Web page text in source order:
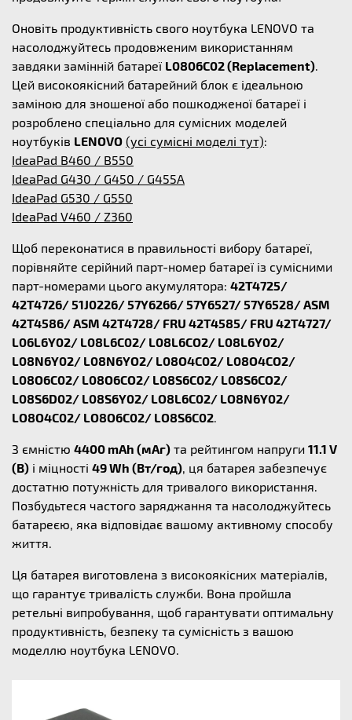
Оновіть продуктивність свого ноутбука LENOVO та
насолоджуйтесь продовженим використанням
завдяки замінній батареї L0806C02 (Replacement).
Цей високоякісний батарейний блок є ідеальною
заміною для зношеної або пошкодженої батареї і
розроблено спеціально для сумісних моделей
ноутбуків LENOVO (усі сумісні моделі тут):
IdeaPad B460 / B550
IdeaPad G430 / G450 / G455A
IdeaPad G530 / G550
IdeaPad V460 / Z360
Щоб переконатися в правильності вибору батареї,
порівняйте серійний парт-номер батареї із сумісними
парт-номерами цього акумулятора: 42T4725/
42T4726/ 51J0226/ 57Y6266/ 57Y6527/ 57Y6528/ ASM
42T4586/ ASM 42T4728/ FRU 42T4585/ FRU 42T4727/
L06L6Y02/ L08L6C02/ L08L6CO2/ L08L6Y02/
L08N6Y02/ L08N6YO2/ L08O4C02/ L08O4CO2/
L08O6C02/ L08O6CO2/ L08S6C02/ L08S6CO2/
L08S6D02/ L08S6Y02/ LO8L6C02/ LO8N6Y02/
LO8O4C02/ LO8O6C02/ LO8S6C02.
З ємністю 4400 mAh (мАг) та рейтингом напруги 11.1 V
(В) і міцності 49 Wh (Вт/год), ця батарея забезпечує
достатню потужність для тривалого використання.
Позбудьтеся частого заряджання та насолоджуйтесь
батареєю, яка відповідає вашому активному способу
життя.
Ця батарея виготовлена з високоякісних матеріалів,
що гарантує тривалість служби. Вона пройшла
ретельні випробування, щоб гарантувати оптимальну
продуктивність, безпеку та сумісність з вашою
моделлю ноутбука LENOVO.